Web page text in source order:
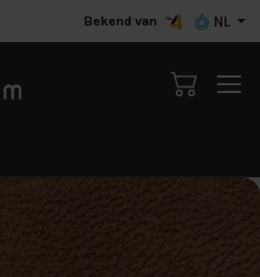
Bekend van NL